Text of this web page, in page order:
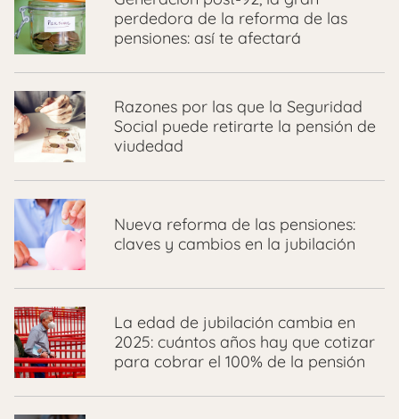
perdedora de la reforma de las
pensiones: así te afectará
Razones por las que la Seguridad
Social puede retirarte la pensión de
viudedad
Nueva reforma de las pensiones:
claves y cambios en la jubilación
La edad de jubilación cambia en
2025: cuántos años hay que cotizar
para cobrar el 100% de la pensión